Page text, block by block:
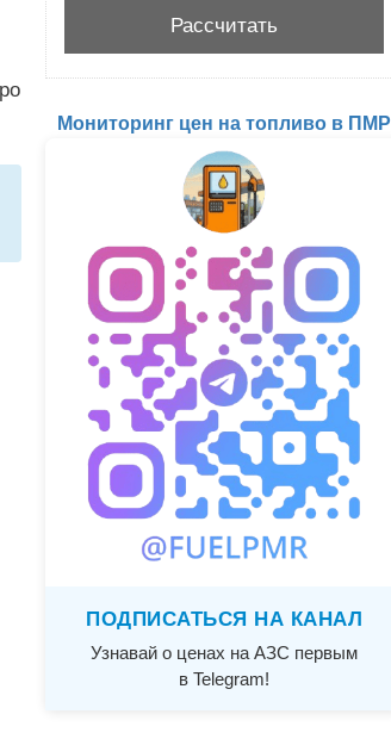
Мониторинг цен на топливо в ПМР
ПОДПИСАТЬСЯ НА КАНАЛ
Узнавай о ценах на АЗС первым
в Telegram!